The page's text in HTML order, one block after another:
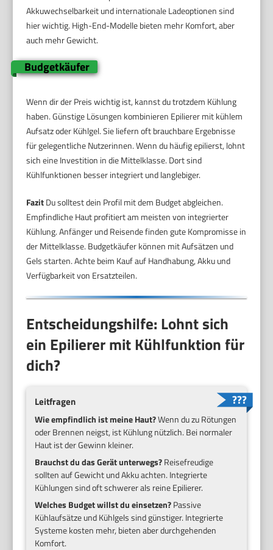
Akkuwechselbarkeit und internationale Ladeoptionen sind
hier wichtig. High-End-Modelle bieten mehr Komfort, aber
auch mehr Gewicht.
Budgetkäufer
Wenn dir der Preis wichtig ist, kannst du trotzdem Kühlung
haben. Günstige Lösungen kombinieren Epilierer mit kühlem
Aufsatz oder Kühlgel. Sie liefern oft brauchbare Ergebnisse
für gelegentliche Nutzerinnen. Wenn du häufig epilierst, lohnt
sich eine Investition in die Mittelklasse. Dort sind
Kühlfunktionen besser integriert und langlebiger.
FazitDu solltest dein Profil mit dem Budget abgleichen.
Empfindliche Haut profitiert am meisten von integrierter
Kühlung. Anfänger und Reisende finden gute Kompromisse in
der Mittelklasse. Budgetkäufer können mit Aufsätzen und
Gels starten. Achte beim Kauf auf Handhabung, Akku und
Verfügbarkeit von Ersatzteilen.
Entscheidungshilfe: Lohnt sich
ein Epilierer mit Kühlfunktion für
dich?
Leitfragen
Wie empfindlich ist meine Haut?Wenn du zu Rötungen
oder Brennen neigst, ist Kühlung nützlich. Bei normaler
Haut ist der Gewinn kleiner.
Brauchst du das Gerät unterwegs?Reisefreudige
sollten auf Gewicht und Akku achten. Integrierte
Kühlungen sind oft schwerer als reine Epilierer.
Welches Budget willst du einsetzen?Passive
Kühlaufsätze und Kühlgels sind günstiger. Integrierte
Systeme kosten mehr, bieten aber durchgehenden
Komfort.